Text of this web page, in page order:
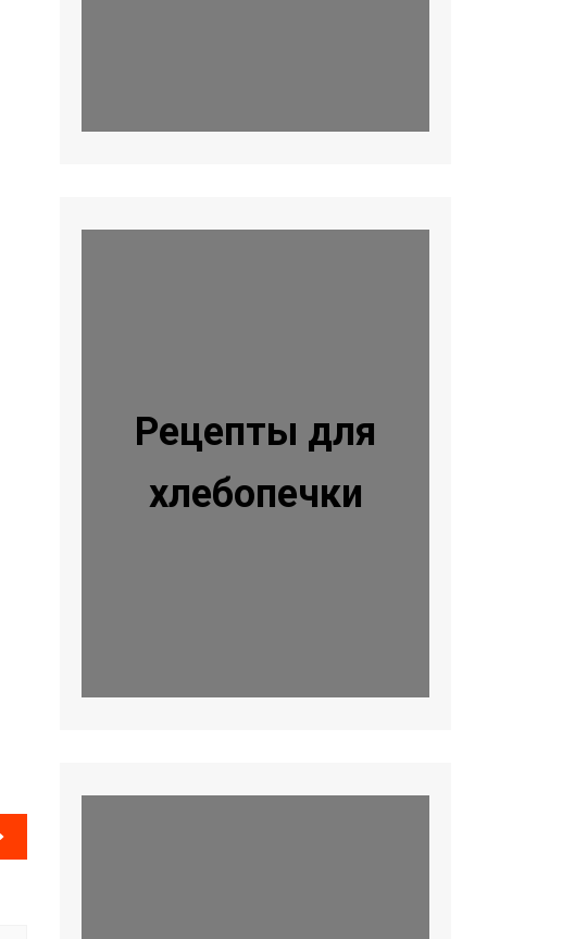
Рецепты для
хлебопечки